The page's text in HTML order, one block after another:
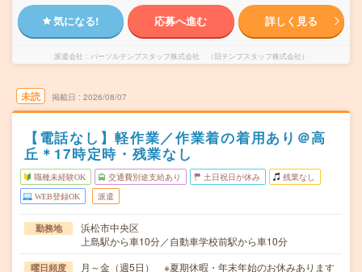
気になる! 応募へ進む 詳しく見る
派遣会社 パーソルテンプスタッフ株式会社 （旧テンプスタッフ株式会社）
未読 掲載日 2026/08/07
【電話なし】軽作業／作業着の着用あり＠高
丘＊17時定時・残業なし
職種未経験OK 交通費別途支給あり 土日祝日が休み 残業なし
WEB登録OK 派遣
勤務地
浜松市中央区
上島駅から車10分／自動車学校前駅から車10分
曜日頻度 月～金（週5日） ※夏期休暇・年末年始のお休みあります